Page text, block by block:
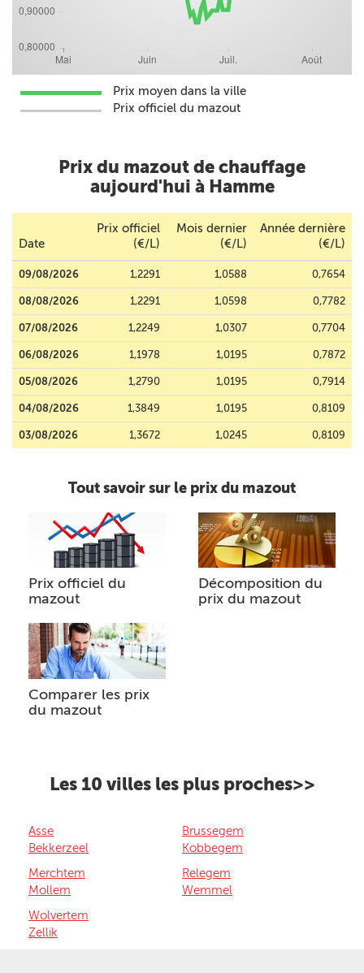
Prix moyen dans la ville
Prix officiel du mazout
Prix du mazout de chauffage
aujourd'hui à Hamme
Date
Prix officiel
(€/L)
Mois dernier
(€/L)
Année dernière
(€/L)
09/08/2026 1,2291 1,0588 0,7654
08/08/2026 1,2291 1,0598 0,7782
07/08/2026 1,2249 1,0307 0,7704
06/08/2026 1,1978 1,0195 0,7872
05/08/2026 1,2790 1,0195 0,7914
04/08/2026 1,3849 1,0195 0,8109
03/08/2026 1,3672 1,0245 0,8109
Tout savoir sur le prix du mazout
Prix officiel du
mazout
Décomposition du
prix du mazout
Comparer les prix
du mazout
Les 10 villes les plus proches>>
Asse
Bekkerzeel
Brussegem
Kobbegem
Merchtem
Mollem
Relegem
Wemmel
Wolvertem
Zellik